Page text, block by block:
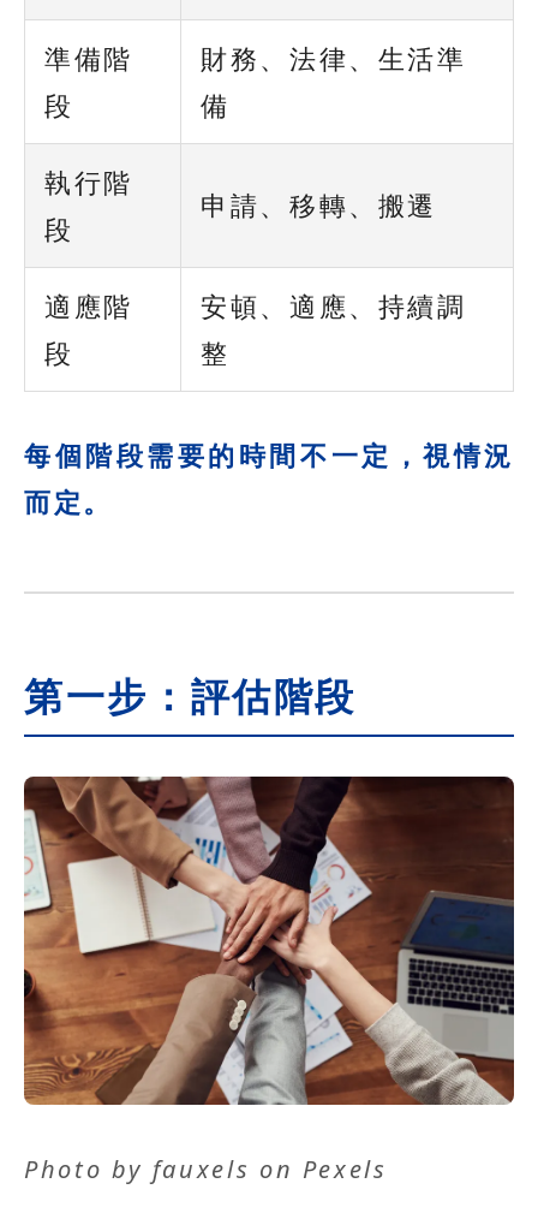
準備階
段
財務、法律、生活準
備
執行階
段
申請、移轉、搬遷
適應階
段
安頓、適應、持續調
整
每個階段需要的時間不一定，視情況
而定。
第一步：評估階段
Photo by fauxels on Pexels